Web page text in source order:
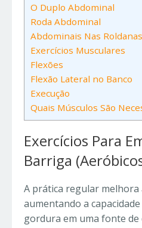
O Duplo Abdominal
Roda Abdominal
Abdominais Nas Roldanas
Exercícios Musculares
Flexões
Flexão Lateral no Banco
Execução
Quais Músculos São
Exercícios Para
Barriga
A prática regular melhora
aumentando a
gordura em uma fonte